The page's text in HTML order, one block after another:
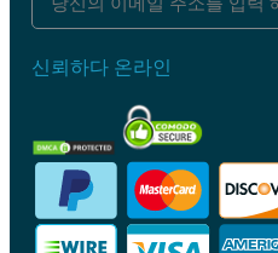
신뢰하다 온라인